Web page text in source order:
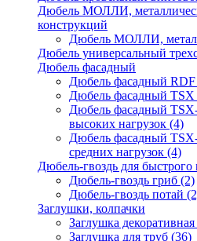
Дюбель МОЛЛИ,
конструкций
Дюбель МОЛЛИ,
Дюбель универсальный
Дюбель фасадный
Дюбель фасадный
Дюбель фасадный TSX
Дюбель фасадный
высоких нагрузок (4)
Дюбель фасадный
средних нагрузок (4)
Дюбель-гвоздь для быстрого
Дюбель-гвоздь гриб (2)
Дюбель-гвоздь потай
Заглушки, колпачки
Заглушка
Заглушка для труб (36)